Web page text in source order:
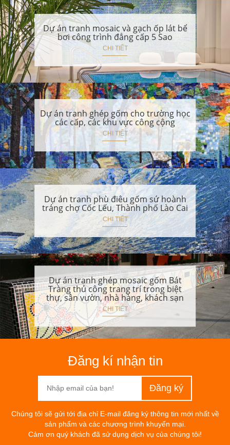
Dự án tranh mosaic và gạch ốp lát bể
bơi công trình đẳng cấp 5 Sao
CHI TIẾT
Dự án tranh ghép gốm cho trường học
các cấp, các khu vực công cộng
CHI TIẾT
Dự án tranh phù điêu gốm sứ hoành
tráng chợ Cốc Lếu, Thành phố Lào Cai
CHI TIẾT
Dự án tranh ghép mosaic gốm Bát
Tràng thủ công trang trí trong biệt
thự, sân vườn, nhà hàng, khách sạn
CHI TIẾT
Đăng kí nhận tin
Chúng tôi sẽ gửi tới địa chỉ E-mail đăng ký thông tin mới nhất về
sản phẩm và các chương trình khuyến mại.
Cảm ơn quý khách đã sử dụng dịch vụ của chúng tôi!